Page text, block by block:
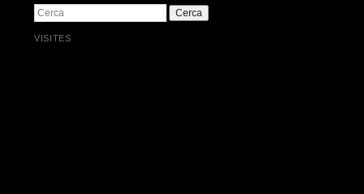
Cerca
VISITES